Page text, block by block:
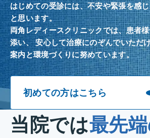
はじめての受診には、不安や緊張を感
と思います。
両角レディースクリニックでは、患者
添い、安心して治療にのぞんでいただ
案内と環境づくりに努めています。
初めての方はこちら
当院では最先